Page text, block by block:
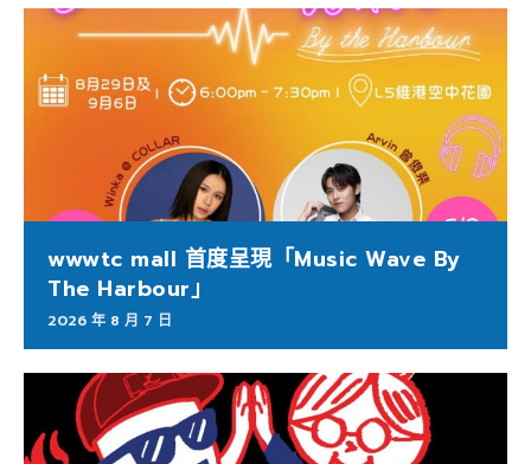
wwwtc mall 首度呈現「Music Wave By
The Harbour」
2026 年 8 月 7 日